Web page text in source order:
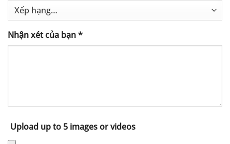
Nhận xét của bạn*
Upload up to 5 images or videos